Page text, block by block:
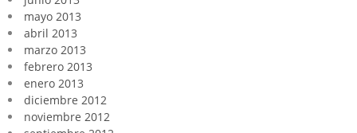
mayo 2013
abril 2013
marzo 2013
febrero 2013
enero 2013
diciembre 2012
noviembre 2012